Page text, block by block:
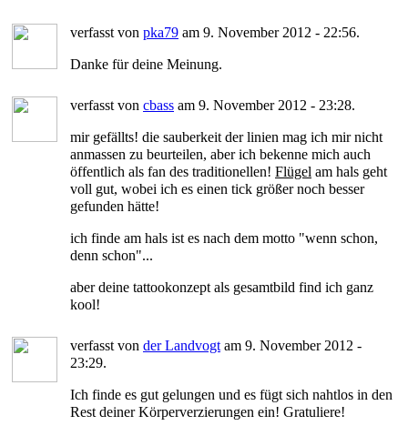
verfasst von pka79 am 9. November 2012 - 22:56.
Danke für deine Meinung.
verfasst von cbass am 9. November 2012 - 23:28.
mir gefällts! die sauberkeit der linien mag ich mir nicht
anmassen zu beurteilen, aber ich bekenne mich auch
öffentlich als fan des traditionellen! Flügel am hals geht
voll gut, wobei ich es einen tick größer noch besser
gefunden hätte!
ich finde am hals ist es nach dem motto "wenn schon,
denn schon"...
aber deine tattookonzept als gesamtbild find ich ganz
kool!
verfasst von der Landvogt am 9. November 2012 -
23:29.
Ich finde es gut gelungen und es fügt sich nahtlos in den
Rest deiner Körperverzierungen ein! Gratuliere!